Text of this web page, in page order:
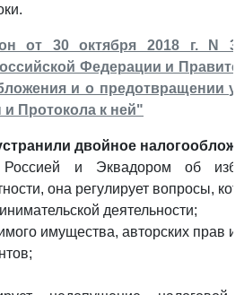
от 30 октября 2018 г. N
Федерации и
и о предотвращении
Протокола к ней"
двойное
и Эквадором об
она регулирует вопросы,
деятельности;
имущества, авторских прав и